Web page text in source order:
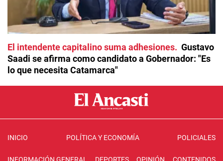
El intendente capitalino suma adhesiones
Gustavo
Saadi se afirma como candidato a Gobernador: "Es
lo que necesita Catamarca"
INICIO POLÍTICA Y ECONOMÍA POLICIALES
INFORMACIÓN GENERAL DEPORTES OPINIÓN CONTENIDOS